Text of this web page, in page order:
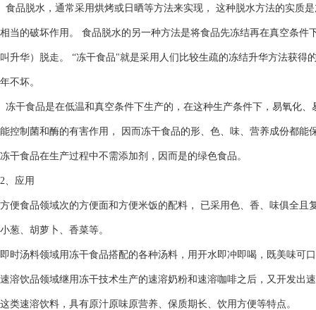
食品脱水，通常采用烘烤或日晒等方法来实现， 这种脱水方法的实质
相当的破坏作用。 食品脱水的另一种方法是将食品先冻结再在真空条件
叫升华）脱走。 “冻干食品"就是采用人们比较生疏的冻结升华方法获得
年不坏。
冻干食品是在低温和真空条件下生产的，在这种生产条件下，易氧化
能控制菌和酶的有害作用， 因而冻干食品的形、色、味、营养成份都能
冻干食品在生产过程中不需添加剂，因而是的绿色食品。
2、应用
方便食品领域次的方便面和方便米饭的配料， 已采用色、香、味俱全且
小葱、胡萝卜、香菜等。
即时汤料领域用冻干食品搭配的各种汤料，用开水即冲即喝，既美味可
速溶饮品领域继用冻干技术生产的速溶奶粉和速溶咖啡之后，又开发出
这类速溶饮料，具有原汁原味原营养、保质期长、饮用方便等特点。